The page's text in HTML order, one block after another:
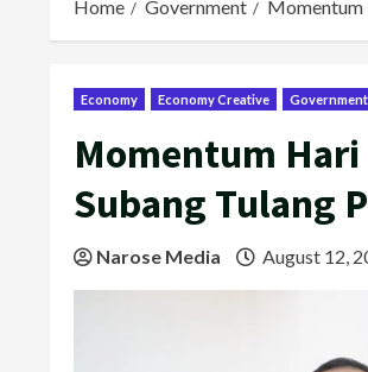
Home Government Momentum
Economy Economy Creative Government
Momentum Hari
Subang Tulang
Narose Media August 12,